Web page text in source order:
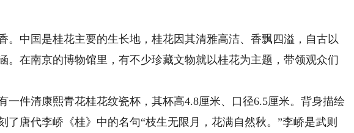
中国是桂花主要的生长地，桂花因其清雅高洁、香飘四溢，自古以
。在南京的博物馆里，有不少珍藏文物就以桂花为主题，带领观众们
件清康熙青花桂花纹瓷杯，其杯高4.8厘米、口径6.5厘米。背身描绘
了唐代李峤《桂》中的名句“枝生无限月，花满自然秋。”李峤是武则